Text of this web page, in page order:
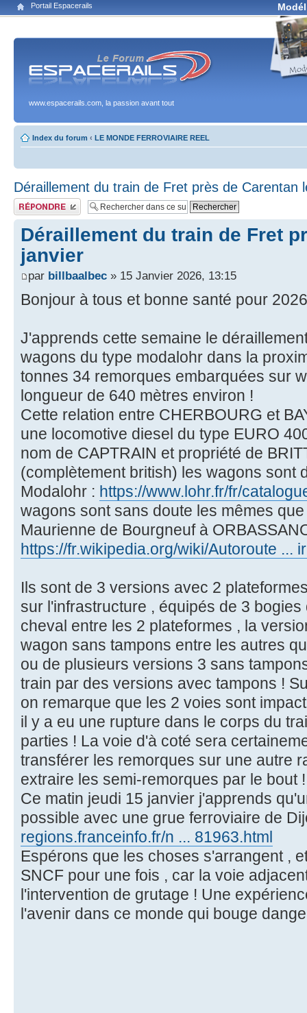
Portail Espacerails
www.espacerails.com, la passion avant tout
Index du forum ‹ LE MONDE FERROVIAIRE REEL
Déraillement du train de Fret près de Carentan
Publier une réponse
Déraillement du train de Fret
janvier
par billbaalbec » 15 Janvier 2026, 13:15
Bonjour à tous et bonne santé pour
J'apprends cette semaine le
wagons du type modalohr dans la
tonnes 34 remorques embarquées sur
longueur de 640 mètres environ !
Cette relation entre CHERBOURG et
une locomotive diesel du type EURO
nom de CAPTRAIN et propriété de
(complètement british) les wagons sont
Modalohr : https://www.lohr.fr/fr/
wagons sont sans doute les mêmes
Maurienne de Bourgneuf à
https://fr.wikipedia.org/wiki/Autoroute ...
Ils sont de 3 versions avec 2
sur l'infrastructure , équipés de 3
cheval entre les 2 plateformes , la
wagon sans tampons entre les autres
ou de plusieurs versions 3 sans
train par des versions avec tampons !
on remarque que les 2 voies sont
il y a eu une rupture dans le corps du
parties ! La voie d'à coté sera
transférer les remorques sur une autre
extraire les semi-remorques par le bout !
Ce matin jeudi 15 janvier j'apprends
possible avec une grue ferroviaire de
regions.franceinfo.fr/n ... 81963.html
Espérons que les choses s'arrangent ,
SNCF pour une fois , car la voie
l'intervention de grutage ! Une
l'avenir dans ce monde qui bouge